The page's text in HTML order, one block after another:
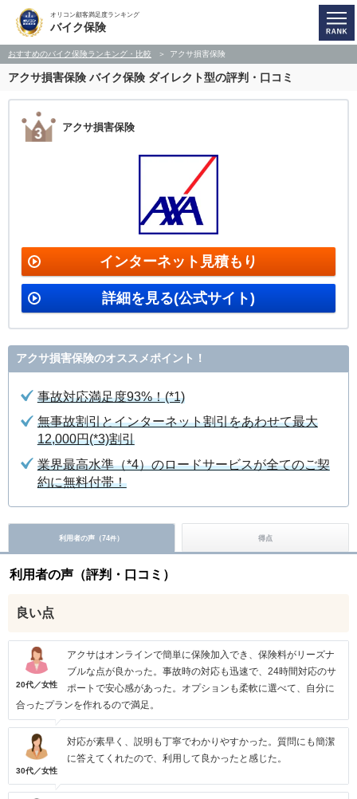
オリコン顧客満足度ランキング
バイク保険
おすすめのバイク保険ランキング・比較 アクサ損害保険
アクサ損害保険 バイク保険 ダイレクト型の評判・口コミ
アクサ損害保険
インターネット見積もり
詳細を見る(公式サイト)
アクサ損害保険のオススメポイント！
事故対応満足度93%！(*1)
無事故割引とインターネット割引をあわせて最大
12,000円(*3)割引
業界最高水準（*4）のロードサービスが全てのご契
約に無料付帯！
利用者の声（74件） 得点
利用者の声（評判・口コミ）
良い点
20代／女性
アクサはオンラインで簡単に保険加入でき、保険料がリーズナ
ブルな点が良かった。事故時の対応も迅速で、24時間対応のサ
ポートで安心感があった。オプションも柔軟に選べて、自分に
合ったプランを作れるので満足。
30代／女性
対応が素早く、説明も丁寧でわかりやすかった。質問にも簡潔
に答えてくれたので、利用して良かったと感じた。